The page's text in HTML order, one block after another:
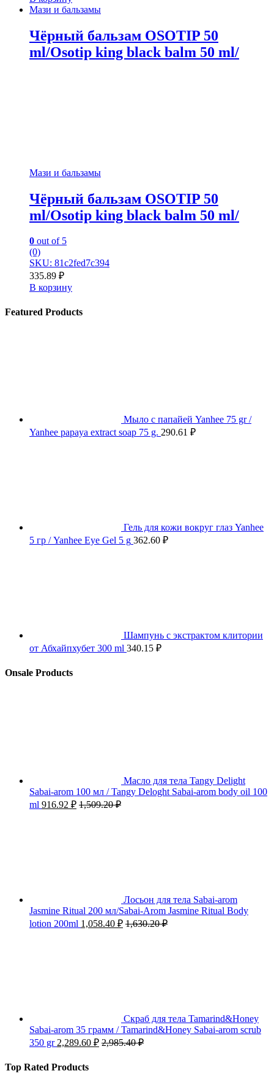
Мази и бальзамы
Чёрный бальзам OSOTIP 50
ml/Osotip king black balm 50 ml/
Мази и бальзамы
Чёрный бальзам OSOTIP 50
ml/Osotip king black balm 50 ml/
0 out of 5
(0)
SKU: 81c2fed7c394
335.89 ₽
В корзину
Featured Products
Мыло с папайей Yanhee 75 gr /
Yanhee papaya extract soap 75 g. 290.61 ₽
Гель для кожи вокруг глаз Yanhee
5 гр / Yanhee Eye Gel 5 g 362.60 ₽
Шампунь с экстрактом клитории
от Абхайпхубет 300 ml 340.15 ₽
Onsale Products
Масло для тела Tangy Delight
Sabai-arom 100 мл / Tangy Deloght Sabai-arom body oil 100
ml 916.92 ₽ 1,509.20₽
Лосьон для тела Sabai-arom
Jasmine Ritual 200 мл/Sabai-Arom Jasmine Ritual Body
lotion 200ml 1,058.40 ₽ 1,630.20₽
Скраб для тела Tamarind&Honey
Sabai-arom 35 грамм / Tamarind&Honey Sabai-arom scrub
350 gr 2,289.60 ₽ 2,985.40₽
Top Rated Products